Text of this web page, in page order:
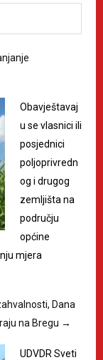
Obavještavaj
u se vlasnici ili
posjednici
poljoprivredn
og i drugog
zemljišta na
području
općine
mjera
Dana
na Bregu →
UDVDR Sveti